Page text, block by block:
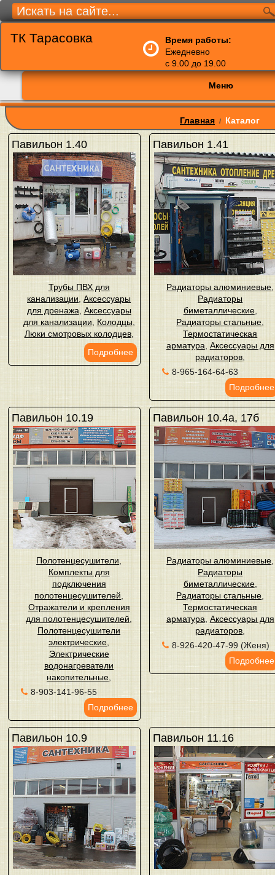
ТК Тарасовка
Время работы:
Ежедневно
с 9.00 до 19.00
Меню
Главная / Каталог
Павильон 1.40
Трубы ПВХ для
канализации ,Аксессуары
для дренажа Аксессуары
для канализации
Колодцы,
Люки смотровых колодцев,
Подробнее
Павильон 1.41
Радиаторы алюминиевые
Радиаторы
биметаллические,
Радиаторы стальные
Термостатическая
арматура Аксессуары для
радиаторов
8-965-164-64-63
Подробнее
Павильон 10.19
Полотенцесушители
Комплекты для
подключения
полотенцесушителей
Отражатели и крепления
для полотенцесушителей
Полотенцесушители
электрические
Электрические
водонагреватели
накопительные
8-903-141-96-55
Подробнее
Павильон 10.4а, 17б
Радиаторы алюминиевые
Радиаторы
биметаллические,
Радиаторы стальные
Термостатическая
арматура Аксессуары для
радиаторов
8-926-420-47-99 (Женя)
Подробнее
Павильон 10.9 Павильон 11.16